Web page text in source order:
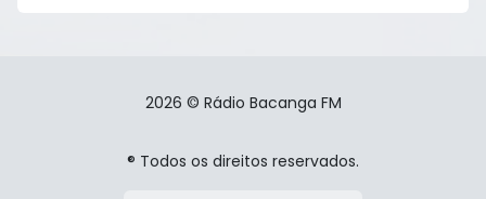
2026 © Rádio Bacanga FM
® Todos os direitos reservados.